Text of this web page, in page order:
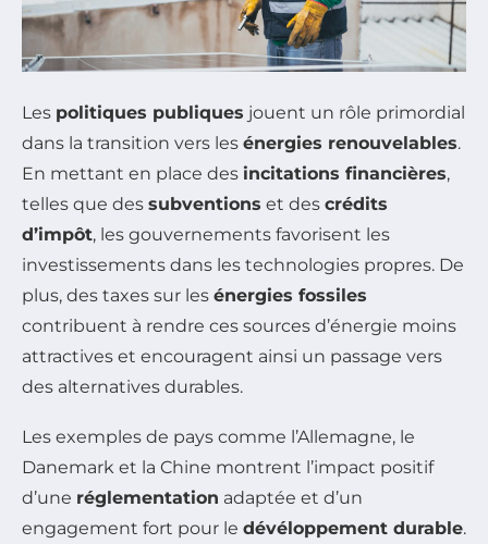
Les politiques publiques jouent un rôle primordial
dans la transition vers les énergies renouvelables.
En mettant en place des incitations financières,
telles que des subventions et des crédits
d’impôt, les gouvernements favorisent les
investissements dans les technologies propres. De
plus, des taxes sur les énergies fossiles
contribuent à rendre ces sources d’énergie moins
attractives et encouragent ainsi un passage vers
des alternatives durables.
Les exemples de pays comme l’Allemagne, le
Danemark et la Chine montrent l’impact positif
d’une réglementation adaptée et d’un
engagement fort pour le dévéloppement durable.